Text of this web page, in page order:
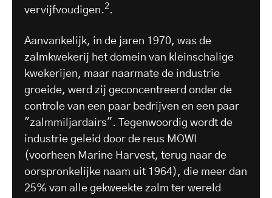
vervijfvoudigen.2.
Aanvankelijk, in de jaren 1970, was de
zalmkwekerij het domein van kleinschalige
kwekerijen, maar naarmate de industrie
groeide, werd zij geconcentreerd onder de
controle van een paar bedrijven en een paar
"zalmmiljardairs". Tegenwoordig wordt de
industrie geleid door de reus MOWI
(voorheen Marine Harvest, terug naar de
oorspronkelijke naam uit 1964), die meer dan
25% van alle gekweekte zalm ter wereld